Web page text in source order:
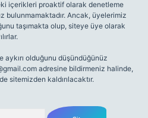
içerikleri proaktif olarak denetleme
bulunmamaktadır. Ancak, üyelerimiz
taşımakta olup, siteye üye olarak
olduğunu düşündüğünüz
adresine bildirmeniz halinde,
sitemizden kaldırılacaktır.